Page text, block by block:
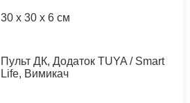
30 x 30 x 6 см
Пульт ДК, Додаток TUYA / Smart
Life, Вимикач